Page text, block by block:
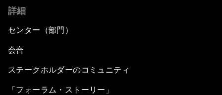
詳細
センター（部門）
会合
ステークホルダーのコミュニティ
「フォーラム・ストーリー」